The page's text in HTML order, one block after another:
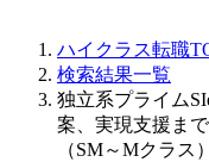
ハイクラス転職
検索結果一覧
独立系プライム
案、実現支援ま
（SM～Mクラス